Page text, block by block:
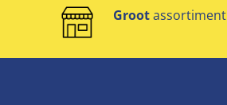
Grootassortiment